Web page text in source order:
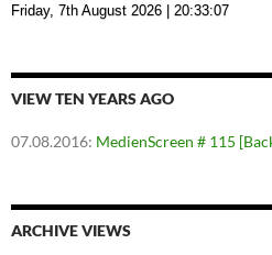
Friday, 7th August 2026 | 20:33:08
VIEW TEN YEARS AGO
07.08.2016: MedienScreen # 115
ARCHIVE VIEWS